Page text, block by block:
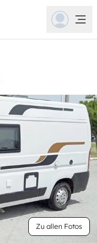
Zu allen Fotos